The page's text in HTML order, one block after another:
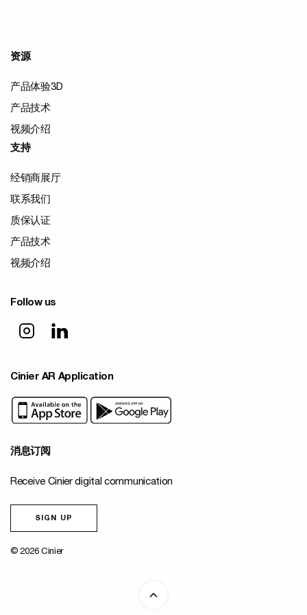
资源
产品体验3D
产品技术
视频介绍
支持
经销商展厅
联系我们
质保认证
产品技术
视频介绍
Follow us
Cinier AR Application
消息订阅
Receive Cinier digital communication
SIGN UP
© 2026 Cinier